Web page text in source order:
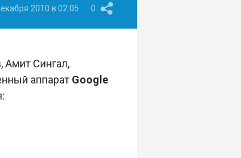
2010 в 02:05 0
Амит Сингал,
аппарат Google